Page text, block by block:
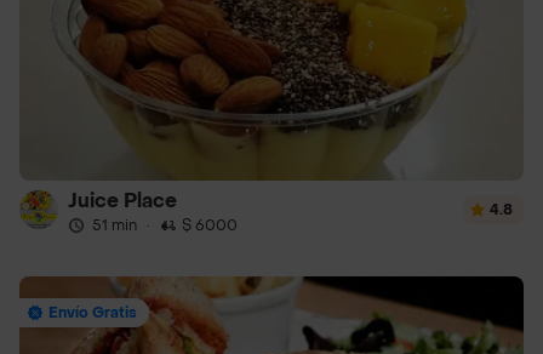
Juice Place
51 min · $ 6000
4.8
Envío Gratis